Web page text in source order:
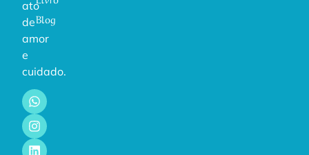
ato
de
amor
e
cuidado.
Blog